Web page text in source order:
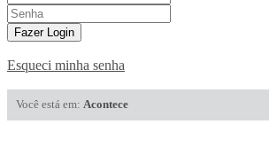
Fazer Login
Esqueci minha senha
Você está em: Acontece